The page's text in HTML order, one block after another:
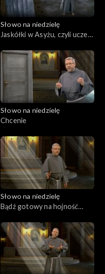
Słowo na niedzielę
Jaskółki w Asyżu, czyli uczeń
Słowo na niedzielę
Chcenie
Słowo na niedzielę
Bądź gotowy na hojność